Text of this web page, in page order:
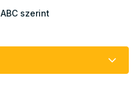
ABC szerint